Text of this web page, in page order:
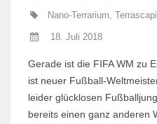
Nano-Terrarium,
18. Juli 2018
Gerade ist die FIFA WM zu
ist neuer Fußball-
leider glücklosen
bereits einen ganz anderen